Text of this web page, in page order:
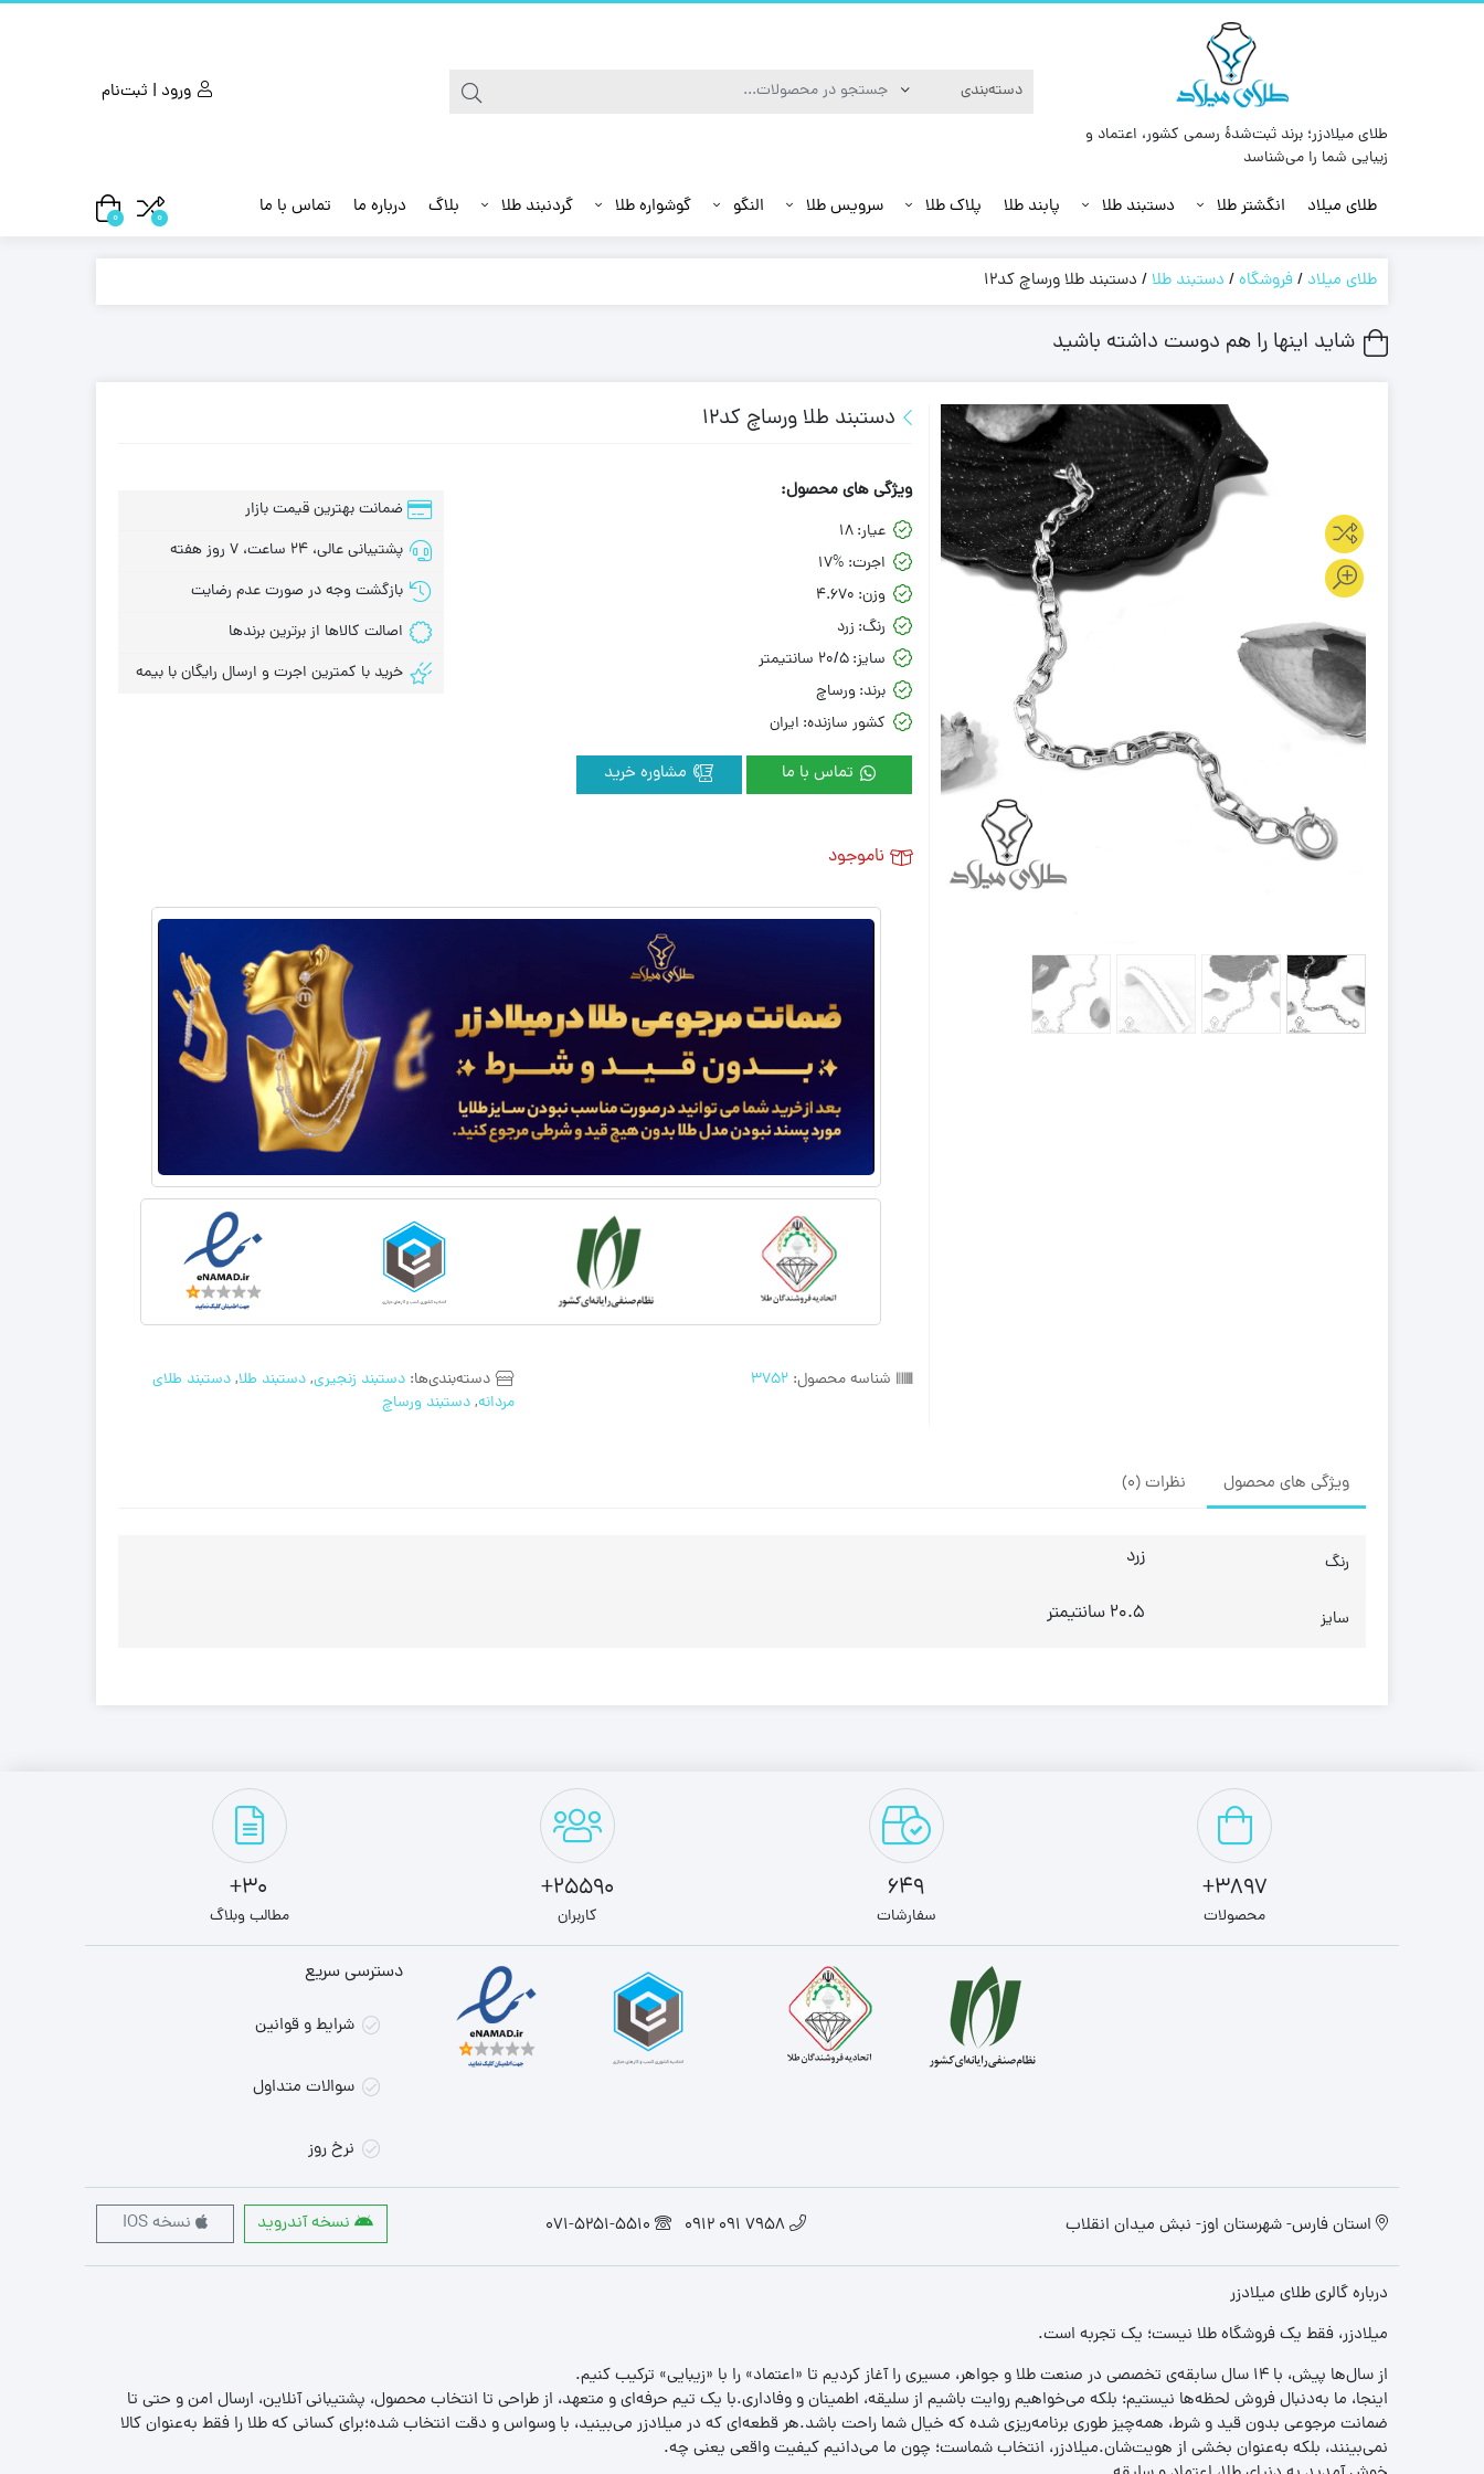
طلای میلادزر؛ برند ثبت‌شدهٔ رسمی کشور، اعتماد و
زیبایی شما را می‌شناسد
ورود | ثبت‌نام
طلای میلاد انگشتر طلا دستبند طلا پابند طلا پلاک طلا سرویس طلا النگو گوشواره طلا گردنبند طلا بلاگ درباره ما تماس با ما 0
0
طلای میلاد /فروشگاه/ دستبند طلا/ دستبند طلا ورساچ کد12
شاید اینها را هم دوست داشته باشید
دستبند طلا ورساچ کد12
شناسه محصول:3752 دسته‌بندی‌ها: دستبند زنجیری,دستبند طلا,دستبند طلای
مردانه,دستبند ورساچ
ویژگی های محصول:
عیار: 18
اجرت: 17%
وزن: 4.670
رنگ: زرد
سایز: 20/5 سانتیمتر
برند: ورساچ
کشور سازنده: ایران
تماس با ما
ضمانت بهترین قیمت بازار
پشتیبانی عالی، 24 ساعت، 7 روز هفته
بازگشت وجه در صورت عدم رضایت
اصالت کالاها از برترین برندها
خرید با کمترین اجرت و ارسال رایگان با بیمه
ناموجود
ویژگی های محصول نظرات (0)
رنگ زرد
سایز 20.5 سانتیمتر
3897+
محصولات
649
سفارشات
25590+
کاربران
30+
مطالب وبلاگ
دسترسی سریع
شرایط و قوانین
سوالات متداول
نرخ روز
استان فارس- شهرستان اوز- نبش میدان انقلاب 7958 091 0912
071-5251-5510 نسخه آندروید نسخه IOS
درباره گالری طلای میلادزر
میلادزر، فقط یک فروشگاه طلا نیست؛ یک تجربه‌ است.
از سال‌ها پیش، با ۱۴ سال سابقه‌ی تخصصی در صنعت طلا و جواهر، مسیری را آغاز کردیم تا «اعتماد» را با «زیبایی» ترکیب کنیم.
اینجا، ما به‌دنبال فروش لحظه‌ها نیستیم؛ بلکه می‌خواهیم روایت باشیم از سلیقه، اطمینان و وفاداری.با یک تیم حرفه‌ای و متعهد، از طراحی تا انتخاب محصول، پشتیبانی آنلاین، ارسال امن و حتی تا
ضمانت مرجوعی بدون قید و شرط، همه‌چیز طوری برنامه‌ریزی شده که خیال شما راحت باشد.هر قطعه‌ای که در میلادزر می‌بینید، با وسواس و دقت انتخاب شده؛برای کسانی که طلا را فقط به‌عنوان کالا
نمی‌بینند، بلکه به‌عنوان بخشی از هویت‌شان.میلادزر، انتخاب شماست؛ چون ما می‌دانیم کیفیت واقعی یعنی چه.